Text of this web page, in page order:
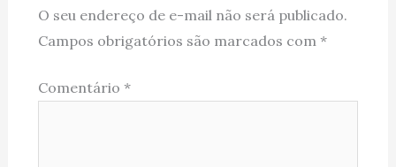
O seu endereço de e-mail não será publicado.
Campos obrigatórios são marcados com *
Comentário *